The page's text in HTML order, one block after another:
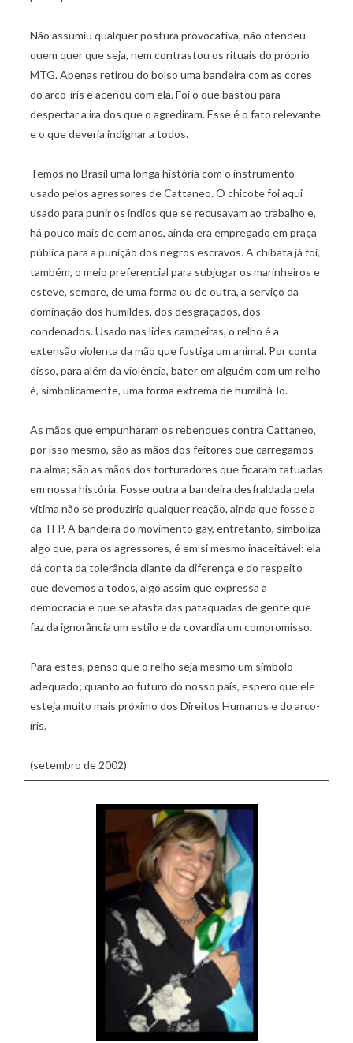
Não assumiu qualquer postura provocativa, não ofendeu
quem quer que seja, nem contrastou os rituais do próprio
MTG. Apenas retirou do bolso uma bandeira com as cores
do arco-íris e acenou com ela. Foi o que bastou para
despertar a ira dos que o agrediram. Esse é o fato relevante
e o que deveria indignar a todos.
Temos no Brasil uma longa história com o instrumento
usado pelos agressores de Cattaneo. O chicote foi aqui
usado para punir os índios que se recusavam ao trabalho e,
há pouco mais de cem anos, ainda era empregado em praça
pública para a punição dos negros escravos. A chibata já foi,
também, o meio preferencial para subjugar os marinheiros e
esteve, sempre, de uma forma ou de outra, a serviço da
dominação dos humildes, dos desgraçados, dos
condenados. Usado nas lides campeiras, o relho é a
extensão violenta da mão que fustiga um animal. Por conta
disso, para além da violência, bater em alguém com um relho
é, simbolicamente, uma forma extrema de humilhá-lo.
As mãos que empunharam os rebenques contra Cattaneo,
por isso mesmo, são as mãos dos feitores que carregamos
na alma; são as mãos dos torturadores que ficaram tatuadas
em nossa história. Fosse outra a bandeira desfraldada pela
vítima não se produziria qualquer reação, ainda que fosse a
da TFP. A bandeira do movimento gay, entretanto, simboliza
algo que, para os agressores, é em si mesmo inaceitável: ela
dá conta da tolerância diante da diferença e do respeito
que devemos a todos, algo assim que expressa a
democracia e que se afasta das pataquadas de gente que
faz da ignorância um estilo e da covardia um compromisso.
Para estes, penso que o relho seja mesmo um símbolo
adequado; quanto ao futuro do nosso país, espero que ele
esteja muito mais próximo dos Direitos Humanos e do arco-
íris.
(setembro de 2002)